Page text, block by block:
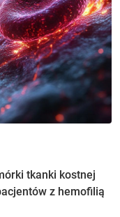
tkanki kostnej
z hemofilią